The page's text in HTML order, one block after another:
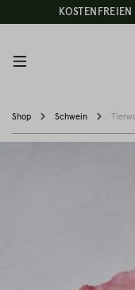
Shop Schwein